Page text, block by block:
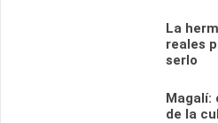
La
reales
serlo
Magalí:
de la